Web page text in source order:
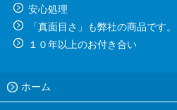
安心処理
「真面目さ」も弊社の商品です。
１０年以上のお付き合い
ホーム